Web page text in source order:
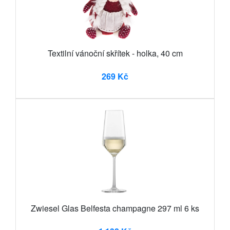
Textilní vánoční skřítek - holka, 40 cm
269 Kč
Zwiesel Glas Belfesta champagne 297 ml 6 ks